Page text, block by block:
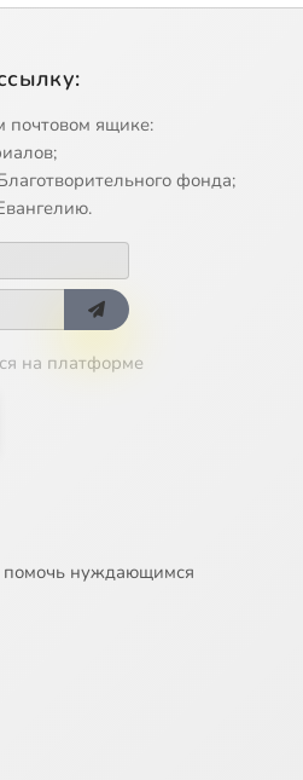
ящике:
фонда;
на платформе
помочь нуждающимся